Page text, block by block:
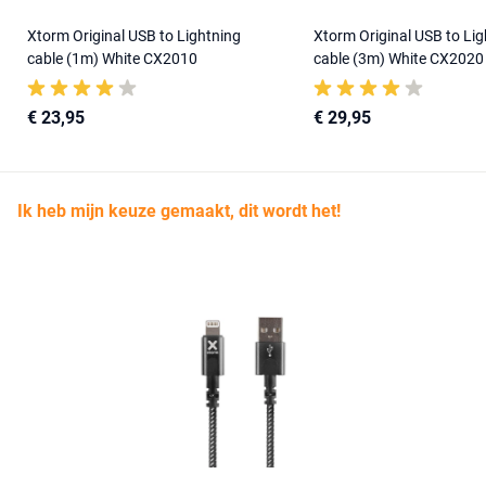
Xtorm Original USB to Lightning
cable (1m) White CX2010
€ 23,95
Xtorm Original USB to
cable (3m) White CX2020
€ 29,95
Ik heb mijn keuze gemaakt, dit wordt het!